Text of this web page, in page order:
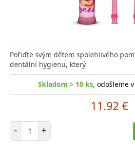
Pořiďte svým dětem spolehlivého
dentální hygienu, který
Skladom > 10 ks, odošleme
11.92 €
- Počet položiek
+